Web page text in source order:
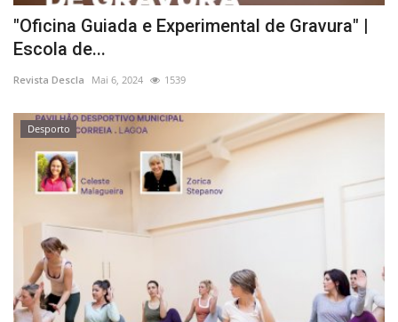
"Oficina Guiada e Experimental de Gravura" |
Escola de...
Revista Descla Mai 6, 2024 1539
Desporto